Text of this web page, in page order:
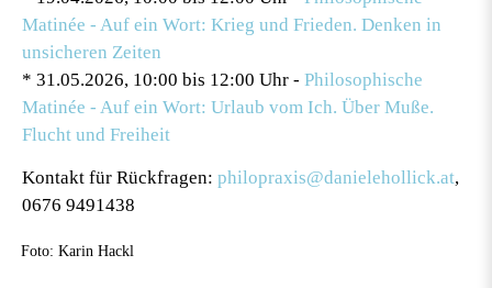
Matinée - Auf ein Wort: Krieg und Frieden. Denken in
unsicheren Zeiten
* 31.05.2026, 10:00 bis 12:00 Uhr - Philosophische
Matinée - Auf ein Wort: Urlaub vom Ich. Über Muße.
Flucht und Freiheit
Kontakt für Rückfragen: philopraxis@danielehollick.at,
0676 9491438
Foto: Karin Hackl